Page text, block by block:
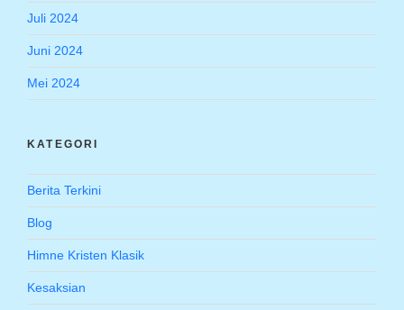
Juli 2024
Juni 2024
Mei 2024
KATEGORI
Berita Terkini
Blog
Himne Kristen Klasik
Kesaksian